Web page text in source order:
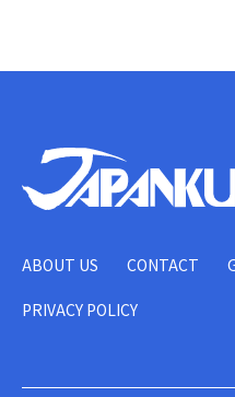
ABOUT US CONTACT
PRIVACY POLICY